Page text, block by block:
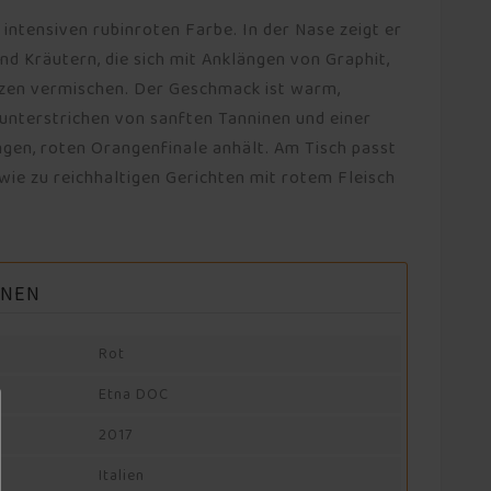
rubinroten Farbe. In der Nase zeigt er
Kräutern, die sich mit Anklängen von Graphit,
vermischen. Der Geschmack ist warm,
von sanften Tanninen und einer
roten Orangenfinale anhält. Am Tisch passt
zu reichhaltigen Gerichten mit rotem Fleisch
Rot
Etna DOC
2017
Italien